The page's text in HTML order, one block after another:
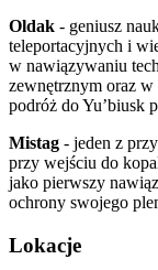
Oldak - geniusz
teleportacyjnych i
w nawiązywaniu
zewnętrznym oraz
podróż do Yu’biusk
Mistag - jeden z
przy wejściu do
jako pierwszy
ochrony swojego
Lokacje